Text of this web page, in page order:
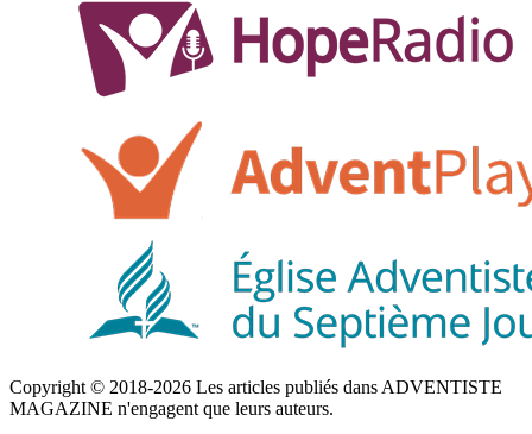
Copyright © 2018-2026 Les articles publiés dans ADVENTISTE
MAGAZINE n'engagent que leurs auteurs.